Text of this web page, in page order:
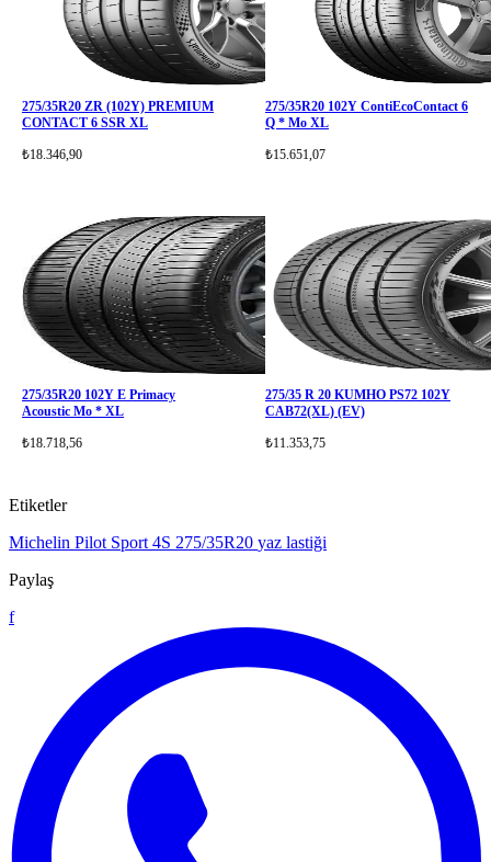
275/35R20 ZR (102Y) PREMIUM
CONTACT 6 SSR XL
₺18.346,90
275/35R20 102Y ContiEcoContact 6
Q * Mo XL
₺15.651,07
275/35R20 102Y E Primacy
Acoustic Mo * XL
₺18.718,56
275/35 R 20 KUMHO PS72 102Y
CAB72(XL) (EV)
₺11.353,75
Etiketler
Michelin Pilot Sport 4S 275/35R20 yaz lastiği
Paylaş
f